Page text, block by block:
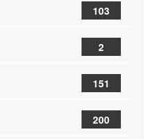
103
2
151
200